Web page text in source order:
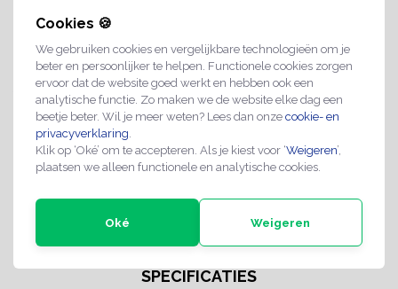
Cookies 🍪
We gebruiken cookies en vergelijkbare technologieën om je
beter en persoonlijker te helpen. Functionele cookies zorgen
ervoor dat de website goed werkt en hebben ook een
analytische functie. Zo maken we de website elke dag een
beetje beter. Wil je meer weten? Lees dan onze cookie- en
privacyverklaring.
Klik op ‘Oké’ om te accepteren. Als je kiest voor ‘Weigeren’,
plaatsen we alleen functionele en analytische cookies.
Oké Weigeren
Share with Whatsapp
Een staand deurbordje met de tekst push. Je kunt kiezen uit
verschillende kleuren pijlen. Het bordje is gemaakt van
45 mm en is 0,5 mm dik. Voorzien van dubbelzijdige tape, voor
makkelijke bevestiging op deuren of aan muren. Geschikt voor
SPECIFICATIES